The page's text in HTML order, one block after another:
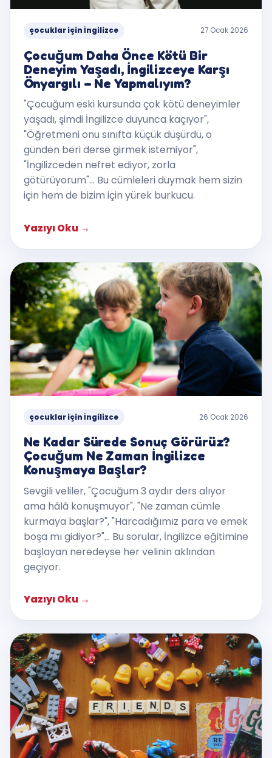
çocuklar için İngilizce 27 Ocak 2026
Çocuğum Daha Önce Kötü Bir
Deneyim Yaşadı, İngilizceye Karşı
Önyargılı – Ne Yapmalıyım?
"Çocuğum eski kursunda çok kötü deneyimler
yaşadı, şimdi İngilizce duyunca kaçıyor",
"Öğretmeni onu sınıfta küçük düşürdü, o
günden beri derse girmek istemiyor",
"İngilizceden nefret ediyor, zorla
götürüyorum"... Bu cümleleri duymak hem sizin
için hem de bizim için yürek burkucu.
Yazıyı Oku →
çocuklar için İngilizce 26 Ocak 2026
Ne Kadar Sürede Sonuç Görürüz?
Çocuğum Ne Zaman İngilizce
Konuşmaya Başlar?
Sevgili veliler, "Çocuğum 3 aydır ders alıyor
ama hâlâ konuşmuyor", "Ne zaman cümle
kurmaya başlar?", "Harcadığımız para ve emek
boşa mı gidiyor?"... Bu sorular, İngilizce eğitimine
başlayan neredeyse her velinin aklından
geçiyor.
Yazıyı Oku →